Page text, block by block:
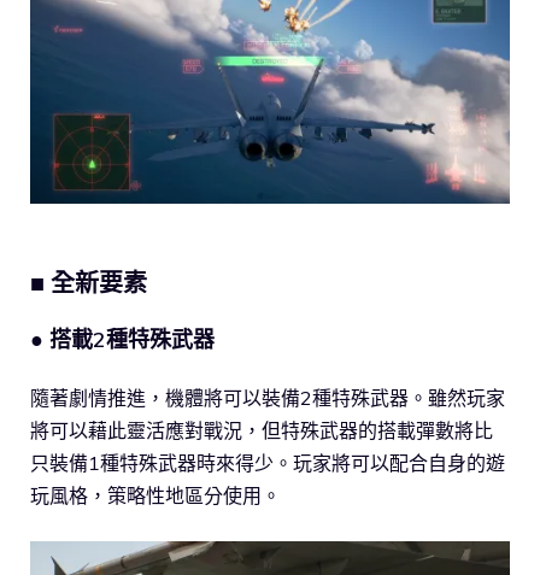
■ 全新要素
● 搭載2種特殊武器
隨著劇情推進，機體將可以裝備2種特殊武器。雖然玩家
將可以藉此靈活應對戰況，但特殊武器的搭載彈數將比
只裝備1種特殊武器時來得少。玩家將可以配合自身的遊
玩風格，策略性地區分使用。